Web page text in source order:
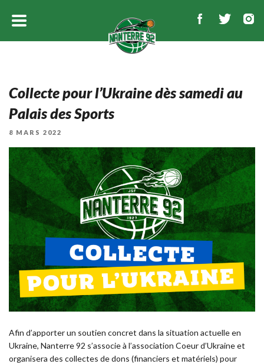
Collecte pour l’Ukraine dès samedi au
Palais des Sports
PUBLIÉ
8 MARS 2022
Afin d’apporter un soutien concret dans la situation actuelle en
Ukraine, Nanterre 92 s’associe à l’association Coeur d’Ukraine et
organisera des collectes de dons (financiers et matériels) pour